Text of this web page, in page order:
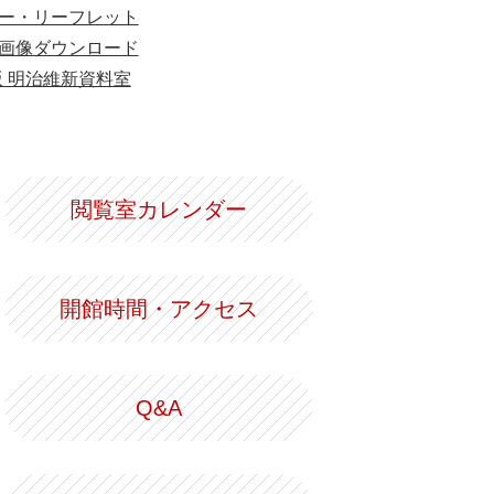
・リーフレット
像ダウンロード
明治維新資料室
閲覧室カレンダー
開館時間・アクセス
Q&A